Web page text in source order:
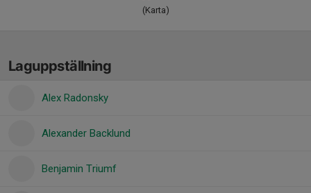
(Karta)
Laguppställning
Alex Radonsky
Alexander Backlund
Benjamin Triumf